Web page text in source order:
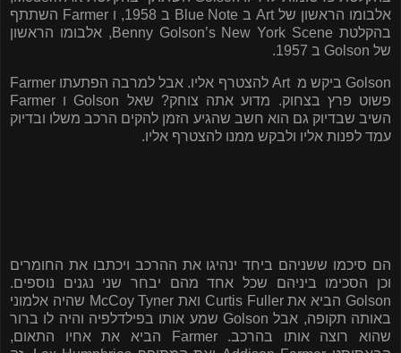
אלבומו הראשון שלArtב Blue Note ב 1958, ו Farmer השתתף
בהקלטת Benny Golson’s New York Scene, אלבומו הראשון
של Golson ב 1957.
Golson ביקש מ Art להצטרף אליו. אבל למרבה הפתעתו Farmer
פשוט פרץ בצחוק. מדוע אתה צוחק? שאל Golson ו Farmer
השיב שבדיוק גם הוא חשב שהגיע הזמן להקים הרכב משלו ובדיוק
עמד לפנות אליו ולבקש ממנו להצטרף אליו.
הם סיכמו ששניהם ביחד ינהיגו את ההרכב ויכתבו את החומרים
וכן הסכימו ביניהם שכל אחד מהם יבחר שני נגנים נוספים.
Golson הביא אתCurtis Fuller ואת McCoy Tyner שהיה אלמוני
באותה תקופה, אבל Golson שמע אותו בפילדלפיה והיה לו ברור
שהוא רוצה אותו בהרכב.Farmer
הביא את אחיו התאום,